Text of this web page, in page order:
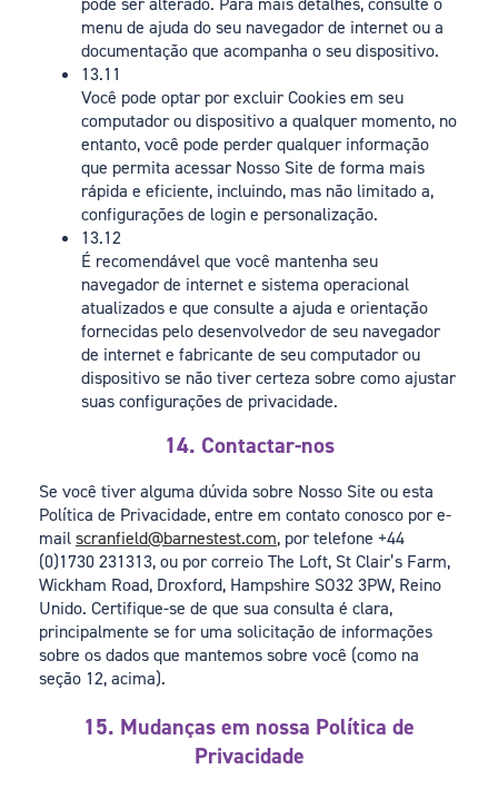
menu de ajuda do seu navegador de internet ou a
documentação que acompanha o seu dispositivo.
13.11
Você pode optar por excluir Cookies em seu
computador ou dispositivo a qualquer momento, no
entanto, você pode perder qualquer informação
que permita acessar Nosso Site de forma mais
rápida e eficiente, incluindo, mas não limitado a,
configurações de login e personalização.
13.12
É recomendável que você mantenha seu
navegador de internet e sistema operacional
atualizados e que consulte a ajuda e orientação
fornecidas pelo desenvolvedor de seu navegador
de internet e fabricante de seu computador ou
dispositivo se não tiver certeza sobre como ajustar
suas configurações de privacidade.
14. Contactar-nos
Se você tiver alguma dúvida sobre Nosso Site ou esta
Política de Privacidade, entre em contato conosco por e-
mailscranfield@barnestest.com, por telefone +44
(0)1730 231313, ou por correio The Loft, St Clair’s Farm,
Wickham Road, Droxford, Hampshire SO32 3PW, Reino
Unido. Certifique-se de que sua consulta é clara,
principalmente se for uma solicitação de informações
sobre os dados que mantemos sobre você (como na
seção 12, acima).
15. Mudanças em nossa Política de
Privacidade